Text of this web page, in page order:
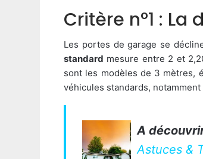
Critère n°1 : La
Les portes de garage se
standard mesure entre 2 et
sont les modèles de 3 mètres,
véhicules standards,
A
Astuces &